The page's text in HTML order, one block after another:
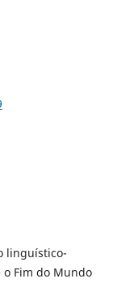
linguístico-
Fim do Mundo